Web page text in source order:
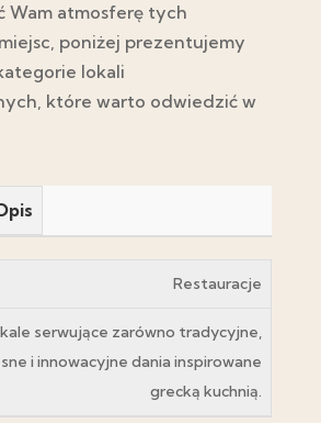
Wam atmosferę tych
poniżej prezentujemy
lokali
które warto odwiedzić w
Restauracje
serwujące zarówno tradycyjne,
i innowacyjne dania inspirowane
grecką kuchnią.